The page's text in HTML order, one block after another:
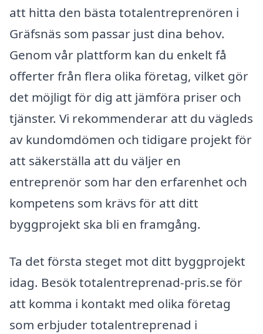
att hitta den bästa totalentreprenören i
Gräfsnäs som passar just dina behov.
Genom vår plattform kan du enkelt få
offerter från flera olika företag, vilket gör
det möjligt för dig att jämföra priser och
tjänster. Vi rekommenderar att du vägleds
av kundomdömen och tidigare projekt för
att säkerställa att du väljer en
entreprenör som har den erfarenhet och
kompetens som krävs för att ditt
byggprojekt ska bli en framgång.
Ta det första steget mot ditt byggprojekt
idag. Besök totalentreprenad-pris.se för
att komma i kontakt med olika företag
som erbjuder totalentreprenad i